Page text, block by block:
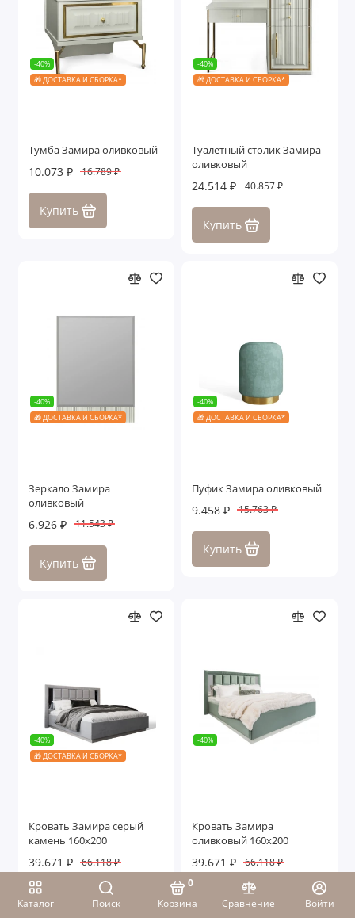
Каталог Поиск Корзина
0
Сравнение
Войти
-40%
🎁 ДОСТАВКА И СБОРКА*
Тумба Замира оливковый
10.073 ₽ 16.789 ₽
Купить
-40%
🎁 ДОСТАВКА И СБОРКА*
Туалетный столик Замира
оливковый
24.514 ₽ 40.857 ₽
Купить
-40%
🎁 ДОСТАВКА И СБОРКА*
Зеркало Замира
оливковый
6.926 ₽ 11.543 ₽
Купить
-40%
🎁 ДОСТАВКА И СБОРКА*
Пуфик Замира оливковый
9.458 ₽ 15.763 ₽
Купить
-40%
🎁 ДОСТАВКА И СБОРКА*
Кровать Замира серый
камень 160x200
39.671 ₽ 66.118 ₽
Купить
-40%
Кровать Замира
оливковый 160x200
39.671 ₽ 66.118 ₽
Купить